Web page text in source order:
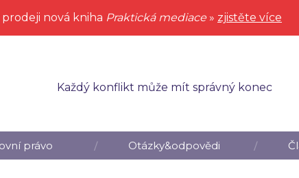
prodeji nová kniha Praktická mediace » zjistěte více
Každý konflikt může mít správný konec
právo Otázky&odpovědi